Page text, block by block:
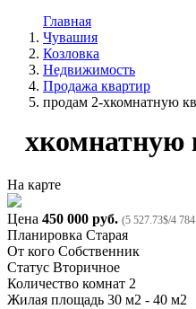
Главная
Чувашия
Козловка
Недвижимость
Продажа квартир
продам 2-хкомнатную
хкомнатную
На карте
Цена 450 000 руб. (5 527.73$/4
Планировка Старая
От кого Собственник
Статус Вторичное
Количество комнат 2
Жилая площадь 30 м2 - 40 м2